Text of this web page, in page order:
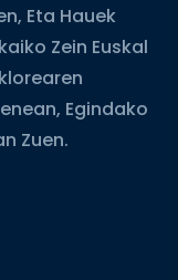
Eta Hauek
Zein Euskal
Egindako
Zuen.